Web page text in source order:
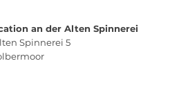
an der Alten Spinnerei
Spinnerei 5